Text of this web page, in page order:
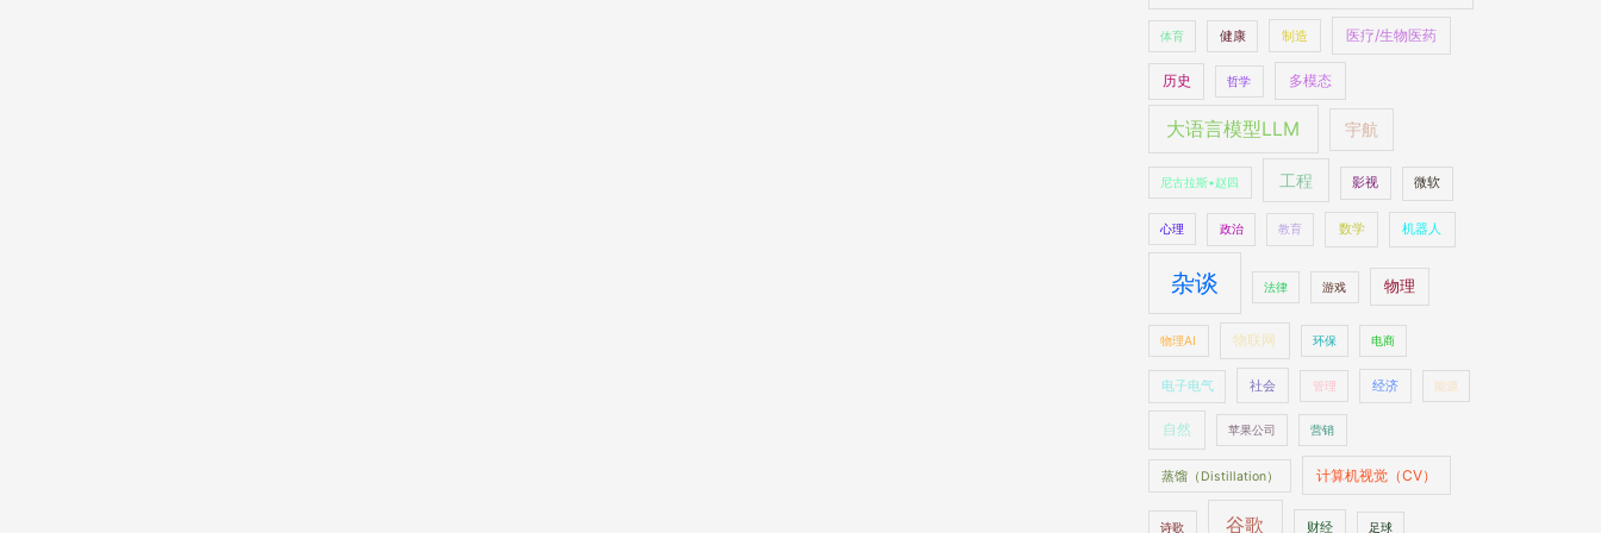
体育 健康 制造 医疗/生物医药
历史 哲学 多模态
大语言模型LLM 宇航
尼古拉斯•赵四 工程 影视 微软
心理 政治 教育 数学 机器人
杂谈 法律 游戏 物理
物理AI 物联网 环保 电商
电子电气 社会 管理 经济 能源
自然 苹果公司 营销
蒸馏（Distillation） 计算机视觉（CV）
诗歌 谷歌 财经 足球